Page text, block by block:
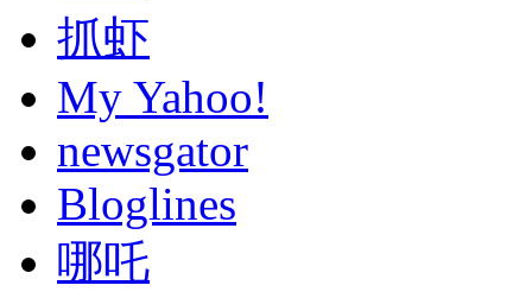
抓虾
My Yahoo!
newsgator
Bloglines
哪吒